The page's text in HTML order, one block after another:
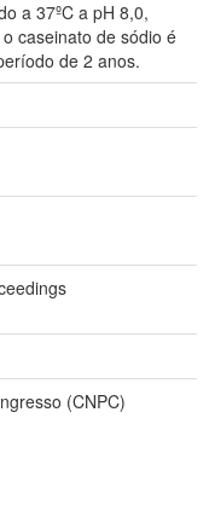
a 37ºC a pH 8,0,
caseinato de sódio é
de 2 anos.
(CNPC)